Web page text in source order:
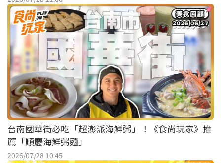
台南國華街必吃「超澎派海鮮粥」！《食尚玩家》推
薦「順慶海鮮粥麵」
2026/07/28 10:45